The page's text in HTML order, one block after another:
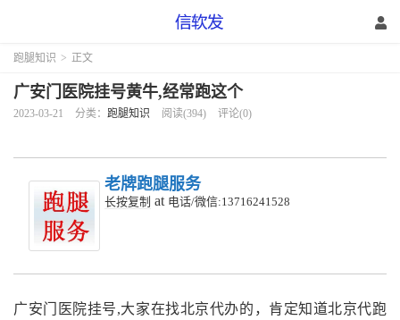
跑腿知识 > 正文
广安门医院挂号黄牛,经常跑这个
2023-03-21 分类： 跑腿知识 阅读(394) 评论(0)
老牌跑腿服务
长按复制 at 电话/微信:13716241528
广安门医院挂号,大家在找北京代办的，肯定知道北京代跑